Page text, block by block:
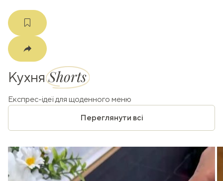
КухняShorts
Експрес-ідеї для щоденного меню
Переглянути всі